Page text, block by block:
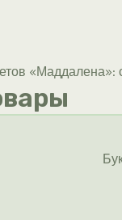
«Маддалена»: